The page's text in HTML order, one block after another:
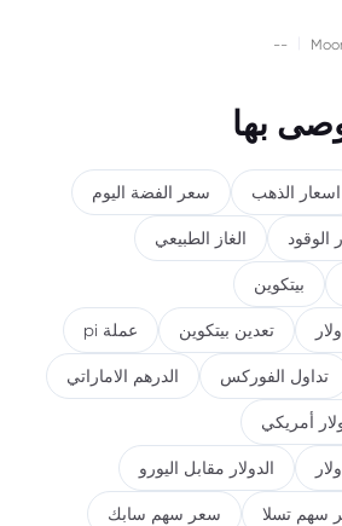
--
بها
اسعار الذهب سعر الفضة اليوم
الوقود الغاز الطبيعي
بيتكوين
تعدين بيتكوين عملة pi
تداول الفوركس الدرهم الاماراتي
أمريكي
الدولار مقابل اليورو
سهم تسلا سعر سهم سابك